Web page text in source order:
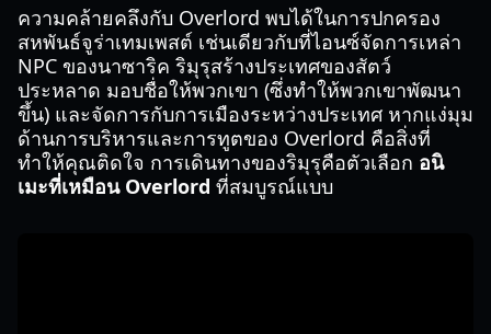
ความคล้ายคลึงกับ Overlord พบได้ในการปกครอง
สหพันธ์จูร่าเทมเพสต์ เช่นเดียวกับที่ไอนซ์จัดการเหล่า
NPC ของนาซาริค ริมุรุสร้างประเทศของสัตว์
ประหลาด มอบชื่อให้พวกเขา (ซึ่งทำให้พวกเขาพัฒนา
ขึ้น) และจัดการกับการเมืองระหว่างประเทศ หากแง่มุม
ด้านการบริหารและการทูตของ Overlord คือสิ่งที่
ทำให้คุณติดใจ การเดินทางของริมุรุคือตัวเลือก อนิ
เมะที่เหมือน Overlord ที่สมบูรณ์แบบ